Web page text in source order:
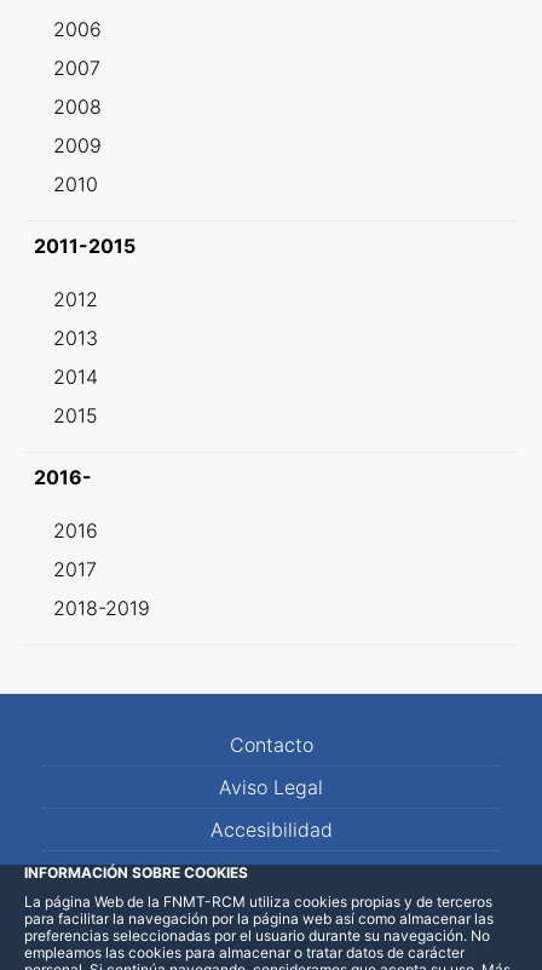
2006
2007
2008
2009
2010
2011-2015
2012
2013
2014
2015
2016-
2016
2017
2018-2019
Contacto
Aviso Legal
Accesibilidad
Mapa Web
INFORMACIÓN SOBRE COOKIES
La página Web de la FNMT-RCM utiliza cookies propias y de terceros
para facilitar la navegación por la página web así como almacenar las
preferencias seleccionadas por el usuario durante su navegación. No
empleamos las cookies para almacenar o tratar datos de carácter